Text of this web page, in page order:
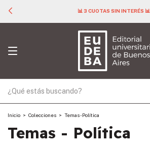
📊 3 CUOTAS SIN INTERÉS 📊
Inicio > Colecciones > Temas - Política
Temas - Política